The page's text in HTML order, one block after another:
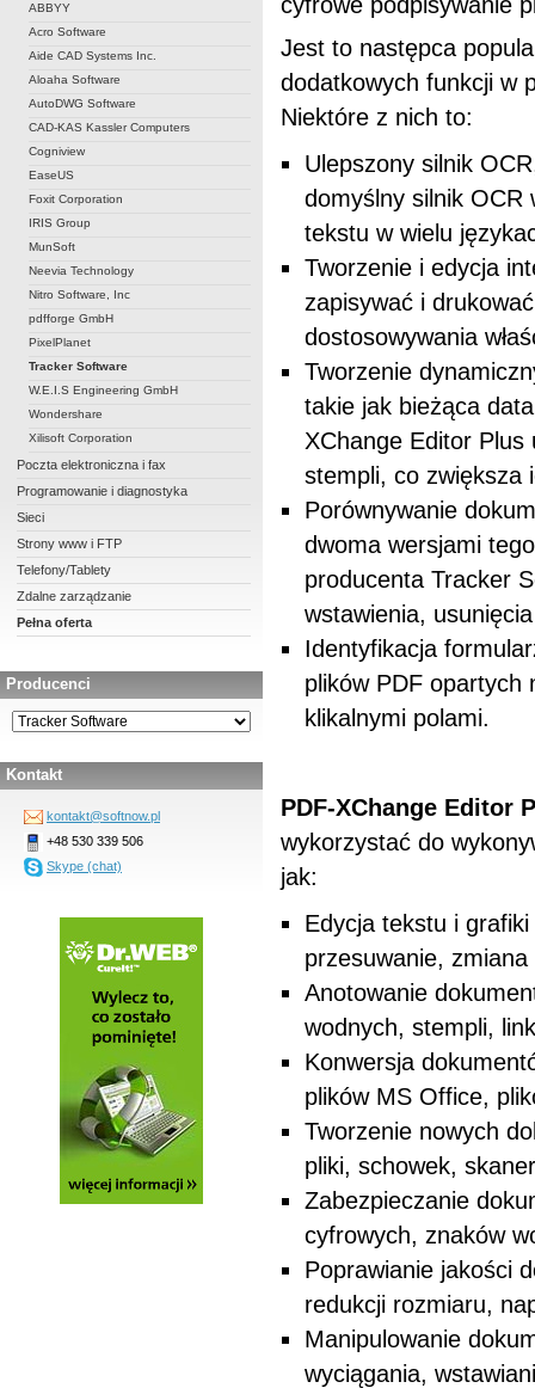
ABBYY
Acro Software
Aide CAD Systems Inc.
Aloaha Software
AutoDWG Software
CAD-KAS Kassler Computers
Cogniview
EaseUS
Foxit Corporation
IRIS Group
MunSoft
Neevia Technology
Nitro Software, Inc
pdfforge GmbH
PixelPlanet
Tracker Software
W.E.I.S Engineering GmbH
Wondershare
Xilisoft Corporation
Poczta elektroniczna i fax
Programowanie i diagnostyka
Sieci
Strony www i FTP
Telefony/Tablety
Zdalne zarządzanie
Pełna oferta
Producenci
Kontakt
kontakt@softnow.pl
+48 530 339 506
Skype (chat)
Jest to następca
dodatkowych funkcji w
Niektóre z nich to:
Ulepszony silnik
domyślny silnik OCR
tekstu w wielu
Tworzenie i edycja
zapisywać i
dostosowywania
Tworzenie
takie jak bieżąca
XChange Editor
stempli, co zwiększa
Porównywanie
dwoma wersjami
producenta Tracker
wstawienia,
Identyfikacja
plików PDF opartych
klikalnymi polami.
PDF-XChange Editor
wykorzystać do
jak:
Edycja tekstu i
przesuwanie,
Anotowanie
wodnych, stempli,
Konwersja
plików MS Office,
Tworzenie nowych
pliki, schowek,
Zabezpieczanie
cyfrowych, znaków
Poprawianie jakości
redukcji rozmiaru,
Manipulowanie
wyciągania,